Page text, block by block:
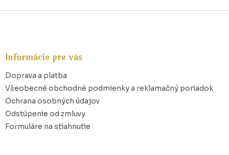
Informácie pre vás
Doprava a platba
Všeobecné obchodné podmienky a reklamačný poriadok
Ochrana osobných údajov
Odstúpenie od zmluvy
Formuláre na stiahnutie